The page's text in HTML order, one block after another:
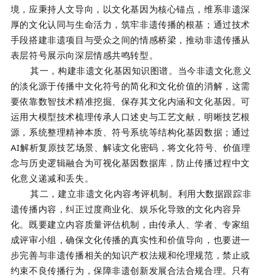
境，应秉持人文导向，以文化基因为核心锚点，维系非遗深
厚的文化认同与生命活力，筑牢非遗传播的根基；通过技术
手段搭建非遗项目与受众之间的情感桥梁，推动非遗传播从
表层符号展示向深层情感共鸣转型。
其一，构建非遗文化基因知识图谱。当今非遗文化意义
的淡化源于传播中文化符号的简化和文化价值的消解，这需
要依靠数智技术精准挖掘、保存其文化内涵和文化基因。可
运用大模型技术梳理传承人口述史与工艺文献，明晰技艺根
源，系统整理精神本质、符号系统等结构化基因数据；通过
AI解析复原技艺场景、解读文化密码，将文化符号、价值理
念与历史逻辑融合为可视化基因数据库，防止传播过程中文
化意义递减和丢失。
其二，建立非遗文化内容考评机制。利用大数据跟踪非
遗传播内容，纠正过度商业化、娱乐化导致的文化内容异
化。既要建立内容质量评估机制，由传承人、学者、专家组
成评审小组，确保文化传播的真实性和价值导向，也要进一
步完善与非遗传播相关的知识产权法规和伦理规范，禁止或
约束不良传播行为，保障非遗创新发展合法合规合理。只有